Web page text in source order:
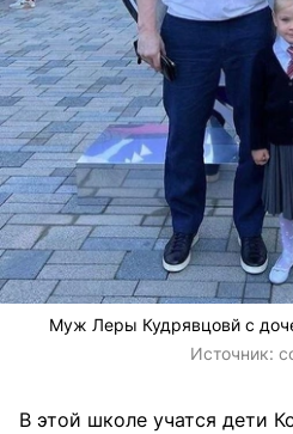
Муж Леры Кудрявцовй с
Источник:
В этой школе учатся дети